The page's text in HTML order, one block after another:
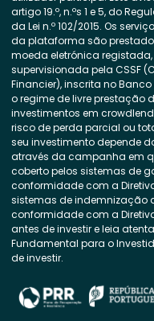
artigo 19.º, n.ºs 1 e 5, do
da Lei n.º 102/2015. Os
da plataforma são
moeda eletrónica
supervisionada pela CSSF
Financier), inscrita no
o regime de livre prestação
investimentos em
risco de perda parcial ou
seu investimento depende
através da campanha em
coberto pelos sistemas de
conformidade com a
sistemas de indemnização
conformidade com a
antes de investir e leia
Fundamental para o
de investir.